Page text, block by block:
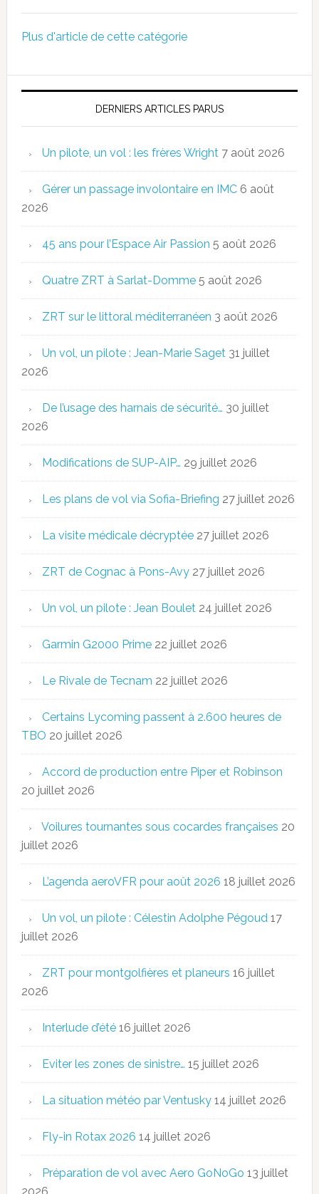
Plus d'article de cette catégorie
DERNIERS ARTICLES PARUS
Un pilote, un vol : les frères Wright 7 août 2026
Gérer un passage involontaire en IMC 6 août
2026
45 ans pour l’Espace Air Passion 5 août 2026
Quatre ZRT à Sarlat-Domme 5 août 2026
ZRT sur le littoral méditerranéen 3 août 2026
Un vol, un pilote : Jean-Marie Saget 31 juillet
2026
De l’usage des harnais de sécurité… 30 juillet
2026
Modifications de SUP-AIP… 29 juillet 2026
Les plans de vol via Sofia-Briefing 27 juillet 2026
La visite médicale décryptée 27 juillet 2026
ZRT de Cognac à Pons-Avy 27 juillet 2026
Un vol, un pilote : Jean Boulet 24 juillet 2026
Garmin G2000 Prime 22 juillet 2026
Le Rivale de Tecnam 22 juillet 2026
Certains Lycoming passent à 2.600 heures de
TBO 20 juillet 2026
Accord de production entre Piper et Robinson
20 juillet 2026
Voilures tournantes sous cocardes françaises 20
juillet 2026
L’agenda aeroVFR pour août 2026 18 juillet 2026
Un vol, un pilote : Célestin Adolphe Pégoud 17
juillet 2026
ZRT pour montgolfières et planeurs 16 juillet
2026
Interlude d’été 16 juillet 2026
Eviter les zones de sinistre… 15 juillet 2026
La situation météo par Ventusky 14 juillet 2026
Fly-in Rotax 2026 14 juillet 2026
Préparation de vol avec Aero GoNoGo 13 juillet